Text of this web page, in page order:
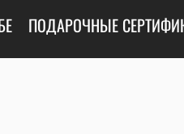
ПОДАРОЧНЫЕ